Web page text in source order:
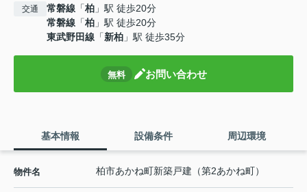
交通 常磐線 「柏 」駅 徒歩20分
常磐線 「柏 」駅 徒歩20分
東武野田線 「新柏 」駅 徒歩35分
無料 お問い合わせ
基本情報 設備条件 周辺環境
物件名 柏市あかね町新築戸建（第2あかね町）